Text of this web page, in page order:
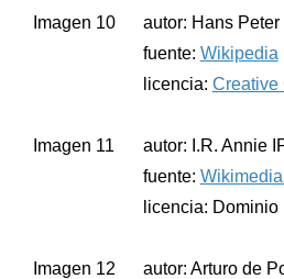
Imagen 10
autor: Hans
fuente: Wikipedia
licencia: Creative
Imagen 11
autor: I.R. Annie
fuente:
licencia:
Imagen 12
autor: Arturo de